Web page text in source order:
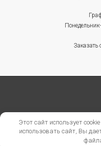
Заказать
© 2015-
Политика
Этот сайт использует
использовать сайт, Вы